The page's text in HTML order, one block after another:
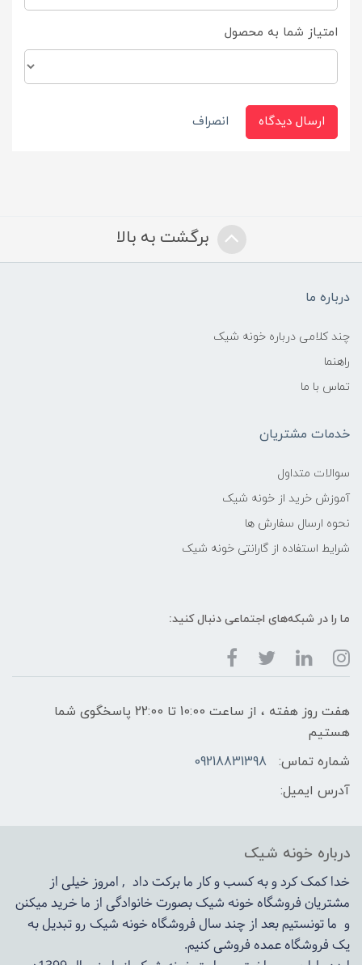
امتیاز شما به محصول
ارسال دیدگاه انصراف
برگشت به بالا
درباره ما
چند کلامی درباره خونه شیک
راهنما
تماس با ما
خدمات مشتریان
سوالات متداول
آموزش خرید از خونه شیک
نحوه ارسال سفارش ها
شرایط استفاده از گارانتی خونه شیک
ما را در شبکه‌های اجتماعی دنبال کنید:
هفت روز هفته ، از ساعت 10:00 تا 22:00 پاسخگوی شما
هستیم
شماره تماس:
09218831398
آدرس ایمیل:
درباره خونه شیک
خدا کمک کرد و به کسب و کار ما برکت داد , امروز خیلی از
مشتریان فروشگاه خونه شیک بصورت خانوادگی از ما خرید میکنن
و ما تونستیم بعد از چند سال فروشگاهخونه شیکرو تبدیل به
یک فروشگاه عمده فروشی کنیم.